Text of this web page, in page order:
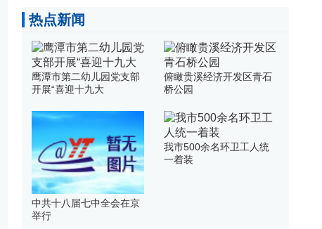
热点新闻
鹰潭市第二幼儿园党支部
开展“喜迎十九大
俯瞰贵溪经济开发区青石
桥公园
中共十八届七中全会在京
举行
我市500余名环卫工人统
一着装